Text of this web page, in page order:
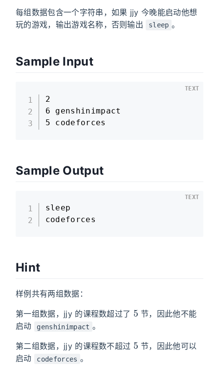
每组数据包含一个字符串，如果 jjy 今晚能启动他想
玩的游戏，输出游戏名称，否则输出
sleep 。
Sample Input
2
6 genshinimpact
5 codeforces
TEXT
Sample Output
sleep
codeforces
TEXT
Hint
样例共有两组数据：
第一组数据，jjy 的课程数超过了
节，因此他不能
启动
genshinimpact 。
第二组数据，jjy 的课程数不超过
节，因此他可以
启动
codeforces 。